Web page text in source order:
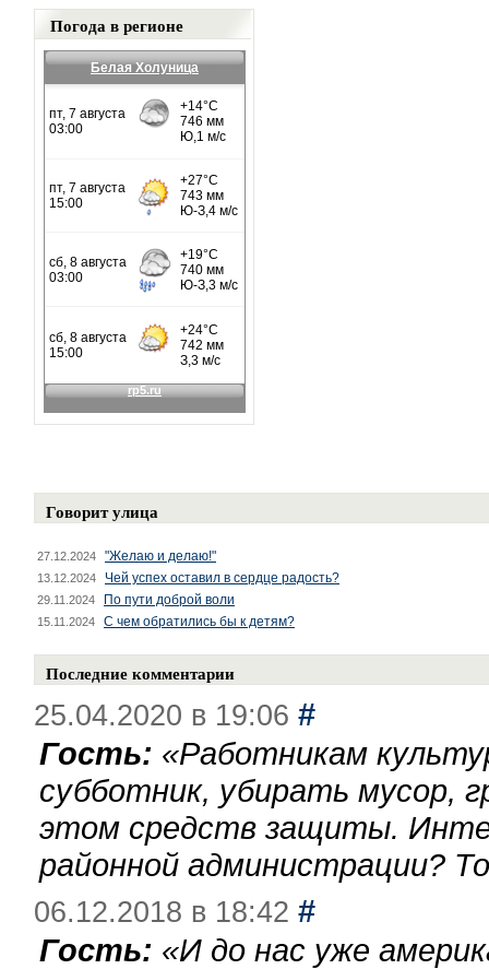
Погода в регионе
Белая Холуница
Говорит улица
27.12.2024 "Желаю и делаю!"
13.12.2024 Чей успех оставил в сердце радость?
29.11.2024 По пути доброй воли
15.11.2024 С чем обратились бы к детям?
Последние комментарии
25.04.2020 в 19:06 #
Гость: «Работникам
субботник, убирать мусор,
этом средств защиты.
районной администрации?
06.12.2018 в 18:42 #
Гость: «И до нас уже